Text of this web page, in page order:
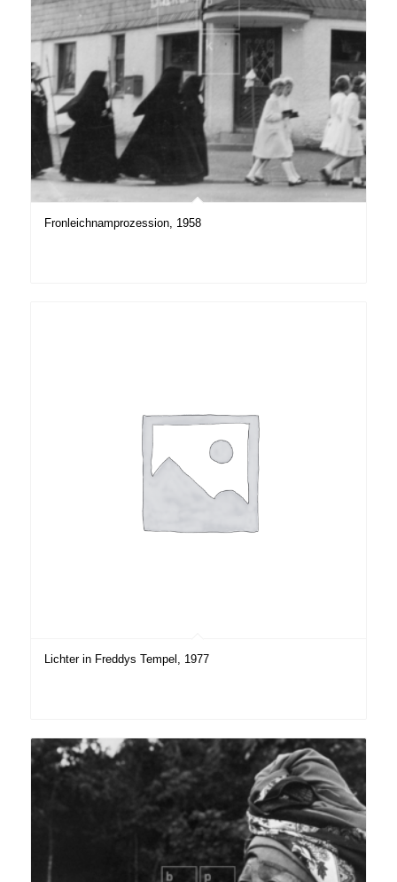
Fronleichnamprozession, 1958
Lichter in Freddys Tempel, 1977